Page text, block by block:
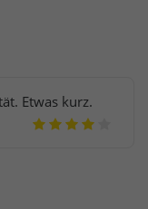
Etwas kurz.